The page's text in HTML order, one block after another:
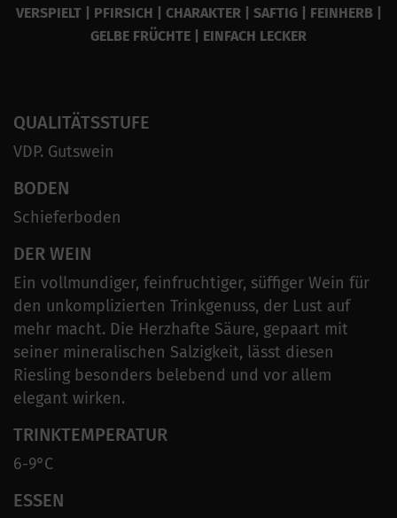
VERSPIELT | PFIRSICH | CHARAKTER | SAFTIG | FEINHERB |
GELBE FRÜCHTE | EINFACH LECKER
QUALITÄTSSTUFE
VDP. Gutswein
BODEN
Schieferboden
DER WEIN
Ein vollmundiger, feinfruchtiger, süffiger Wein für
den unkomplizierten Trinkgenuss, der Lust auf
mehr macht. Die Herzhafte Säure, gepaart mit
seiner mineralischen Salzigkeit, lässt diesen
Riesling besonders belebend und vor allem
elegant wirken.
TRINKTEMPERATUR
6-9°C
ESSEN